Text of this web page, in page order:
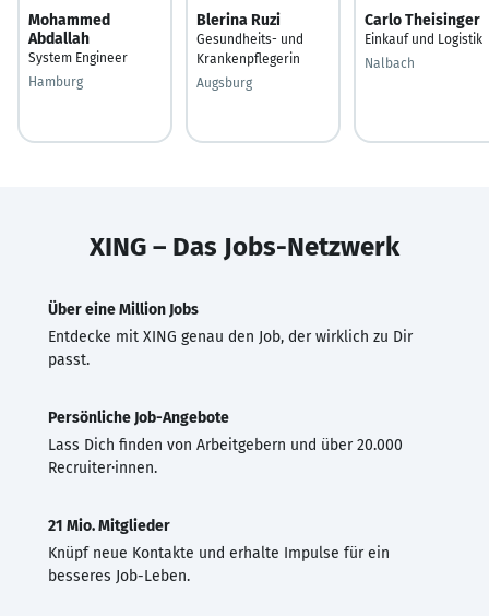
Mohammed
Abdallah
System Engineer
Hamburg
Blerina Ruzi
Gesundheits- und
Krankenpflegerin
Augsburg
Carlo Theisinger
Einkauf und Logistik
Nalbach
XING – Das Jobs-Netzwerk
Über eine Million Jobs
Entdecke mit XING genau den Job, der wirklich zu Dir
passt.
Persönliche Job-Angebote
Lass Dich finden von Arbeitgebern und über 20.000
Recruiter·innen.
21 Mio. Mitglieder
Knüpf neue Kontakte und erhalte Impulse für ein
besseres Job-Leben.